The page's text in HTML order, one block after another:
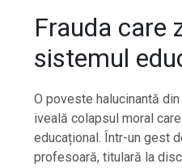
Frauda care
sistemul
O poveste halucinantă
iveală colapsul moral
educațional. Într-un gest
profesoară, titulară la